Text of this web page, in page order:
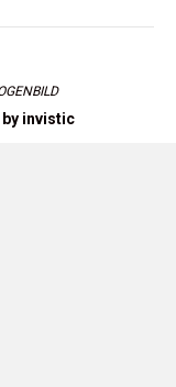
invistic